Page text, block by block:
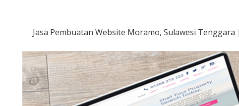
Jasa Pembuatan Website Moramo, Sulawesi Tenggara |